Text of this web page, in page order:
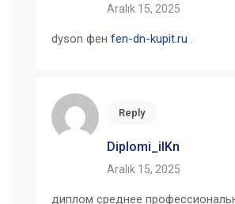
Aralık 15, 2025
dyson фен fen-dn-kupit.ru .
Reply
Diplomi_ilKn
Aralık 15, 2025
диплом среднее